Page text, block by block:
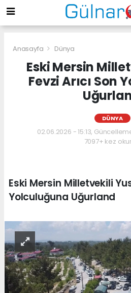
Anasayfa Dünya
Eski Mersin
Fevzi Arıcı Son
DÜNYA
02.06.2026 - 15:13,
7097+ kez
Eski Mersin Milletvekili
Yolculuğuna Uğurland